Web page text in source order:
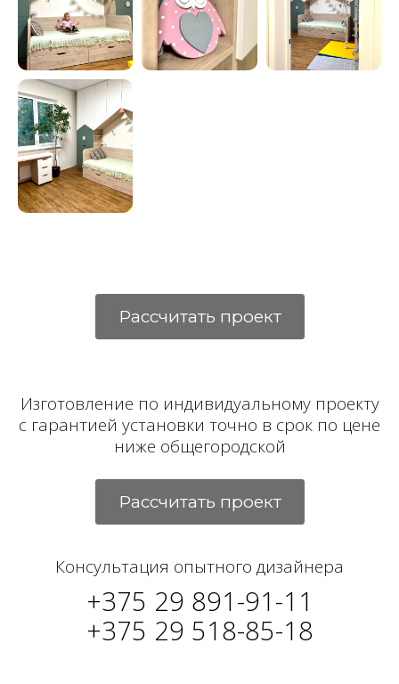
Рассчитать проект
Изготовление по индивидуальному проекту
с гарантией установки точно в срок по цене
ниже общегородской
Рассчитать проект
Консультация опытного дизайнера
+375 29 891-91-11
+375 29 518-85-18